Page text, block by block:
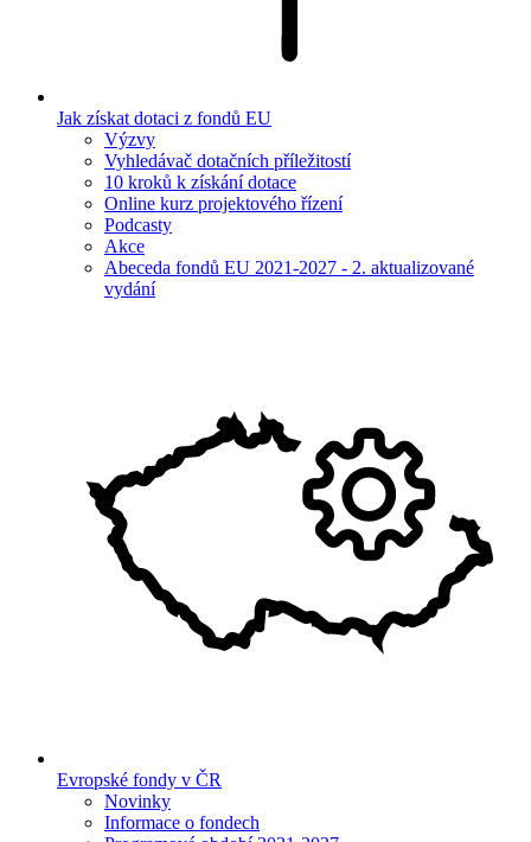
Jak získat dotaci z fondů EU
Výzvy
Vyhledávač dotačních příležitostí
10 kroků k získání dotace
Online kurz projektového řízení
Podcasty
Akce
Abeceda fondů EU 2021-2027 - 2. aktualizované
vydání
Evropské fondy v ČR
Novinky
Informace o fondech